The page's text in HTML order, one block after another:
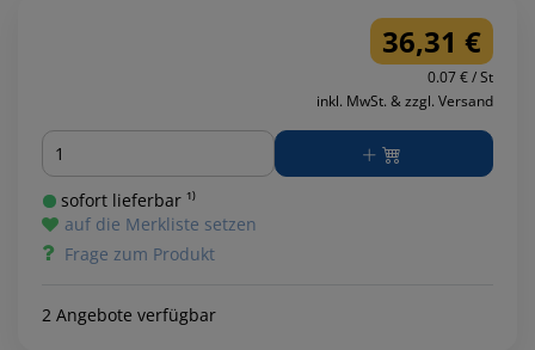
36,31 €
0.07 € / St
inkl. MwSt. & zzgl. Versand
Menge
sofort lieferbar ¹⁾
auf die Merkliste setzen
Frage zum Produkt
2 Angebote verfügbar